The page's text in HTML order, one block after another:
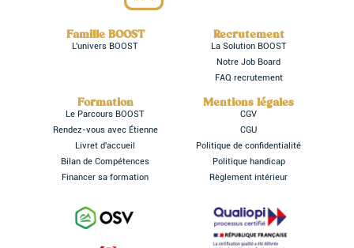
Famille BOOST
L'univers BOOST
Recrutement
La Solution BOOST
Notre Job Board
FAQ recrutement
Formation
Le Parcours BOOST
Rendez-vous avec Étienne
Livret d'accueil
Bilan de Compétences
Financer sa formation
Mentions légales
CGV
CGU
Politique de confidentialité
Politique handicap
Règlement intérieur